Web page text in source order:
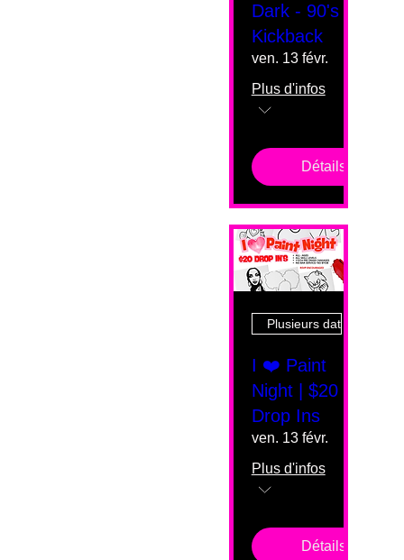
Dark - 90's
Kickback
ven. 13 févr.
Plus d'infos
Détails
Plusieurs dates
I ❤️ Paint
Night | $20
Drop Ins
ven. 13 févr.
Plus d'infos
Détails